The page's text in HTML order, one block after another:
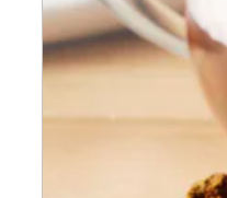
寄付上限額
給与所